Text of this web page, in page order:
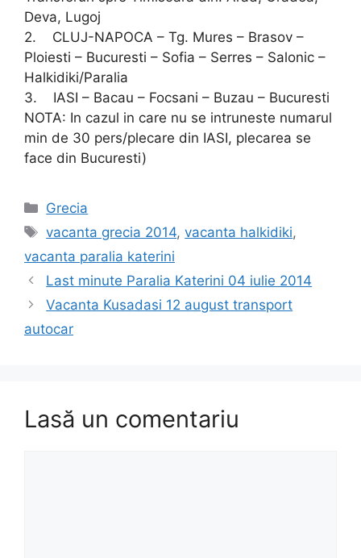
Deva, Lugoj
2. CLUJ-NAPOCA – Tg. Mures – Brasov –
Ploiesti – Bucuresti – Sofia – Serres – Salonic –
Halkidiki/Paralia
3. IASI – Bacau – Focsani – Buzau – Bucuresti
NOTA: In cazul in care nu se intruneste numarul
min de 30 pers/plecare din IASI, plecarea se
face din Bucuresti)
Categorii
Grecia
Etichete
vacanta grecia 2014,vacanta halkidiki,
vacanta paralia katerini
Last minute Paralia Katerini 04 iulie 2014
Vacanta Kusadasi 12 august transport
autocar
Lasă un comentariu